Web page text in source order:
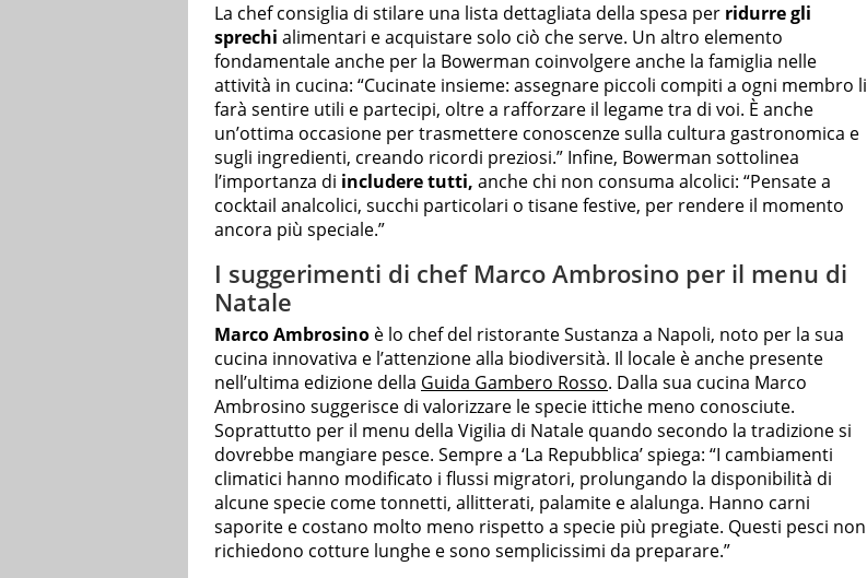
La chef consiglia di stilare una lista dettagliata della spesa per ridurre gli
sprechi alimentari e acquistare solo ciò che serve. Un altro elemento
fondamentale anche per la Bowerman coinvolgere anche la famiglia nelle
attività in cucina: “Cucinate insieme: assegnare piccoli compiti a ogni membro li
farà sentire utili e partecipi, oltre a rafforzare il legame tra di voi. È anche
un’ottima occasione per trasmettere conoscenze sulla cultura gastronomica e
sugli ingredienti, creando ricordi preziosi.” Infine, Bowerman sottolinea
l’importanza di includere tutti, anche chi non consuma alcolici: “Pensate a
cocktail analcolici, succhi particolari o tisane festive, per rendere il momento
ancora più speciale.”
I suggerimenti di chef Marco Ambrosino per il menu di
Natale
Marco Ambrosino è lo chef del ristorante Sustanza a Napoli, noto per la sua
cucina innovativa e l’attenzione alla biodiversità. Il locale è anche presente
nell’ultima edizione della Guida Gambero Rosso. Dalla sua cucina Marco
Ambrosino suggerisce di valorizzare le specie ittiche meno conosciute.
Soprattutto per il menu della Vigilia di Natale quando secondo la tradizione si
dovrebbe mangiare pesce. Sempre a ‘La Repubblica’ spiega: “I cambiamenti
climatici hanno modificato i flussi migratori, prolungando la disponibilità di
alcune specie come tonnetti, allitterati, palamite e alalunga. Hanno carni
saporite e costano molto meno rispetto a specie più pregiate. Questi pesci non
richiedono cotture lunghe e sono semplicissimi da preparare.”